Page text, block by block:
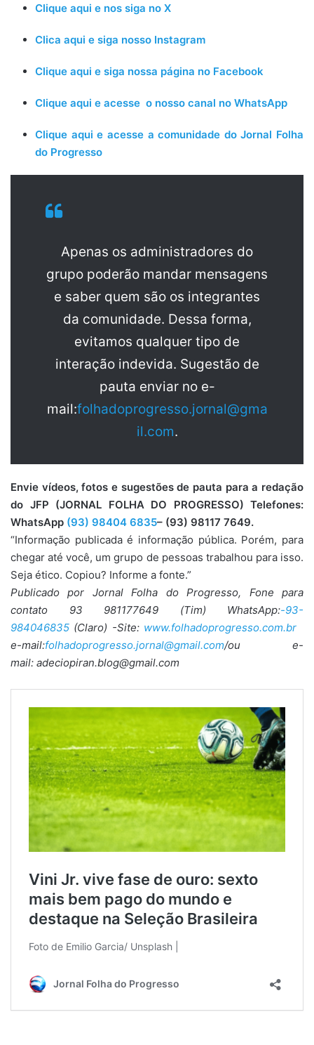
Clique aqui e nos siga no X
Clica aqui e siga nosso Instagram
Clique aqui e siga nossa página no Facebook
Clique aqui e acesse o nosso canal no WhatsApp
Clique aqui e acesse a comunidade do Jornal Folha
do Progresso
Apenas os administradores do
grupo poderão mandar mensagens
e saber quem são os integrantes
da comunidade. Dessa forma,
evitamos qualquer tipo de
interação indevida. Sugestão de
pauta enviar no e-
mail:folhadoprogresso.jornal@gma
il.com.
Envie vídeos, fotos e sugestões de pauta para a redação
do JFP (JORNAL FOLHA DO PROGRESSO) Telefones:
WhatsApp (93) 98404 6835– (93) 98117 7649.
“Informação publicada é informação pública. Porém, para
chegar até você, um grupo de pessoas trabalhou para isso.
Seja ético. Copiou? Informe a fonte.”
Publicado por Jornal Folha do Progresso, Fone para
contato 93 981177649 (Tim) WhatsApp:-93-
984046835 (Claro) -Site: www.folhadoprogresso.com.br
e-mail:folhadoprogresso.jornal@gmail.com/ou e-
mail: adeciopiran.blog@gmail.com